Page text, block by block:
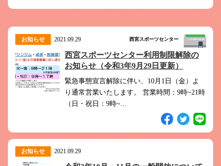
お知らせ 2021.09.29 西宮スポーツセンター
西宮スポーツセンター利用制限解除の
お知らせ（令和3年9月29日更新）
緊急事態宣言解除に伴い、10月1日（金）よ
り通常営業いたします。 営業時間：9時~21時
（日・祝日：9時~...
お知らせ 2021.09.29
このホームページで会員登録がお済みの方
ログイン
このホームページで会員登録がまだの方
新規会員登録
こちら